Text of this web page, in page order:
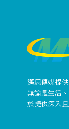
邁思傳媒提
無論是生活
於提供深入